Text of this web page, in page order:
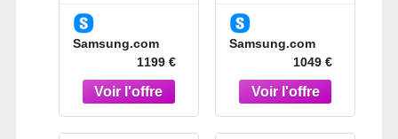
Smartphone
IA Violet
Samsung.com
1199 €
Smartphone
Samsung.com
1049 €